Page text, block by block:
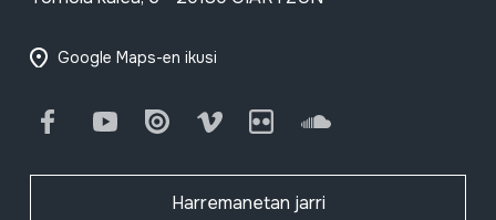
Google Maps-en ikusi
FacebookYoutube Issuu Vimeo Flickr SoundCloud
Harremanetan jarri